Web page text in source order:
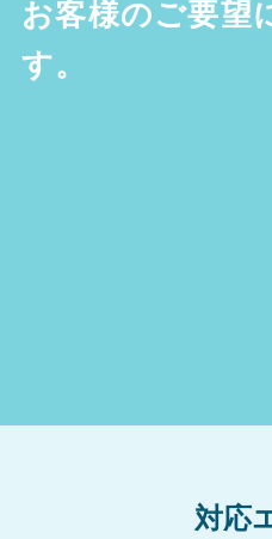
お客様のご要望
す。
対応